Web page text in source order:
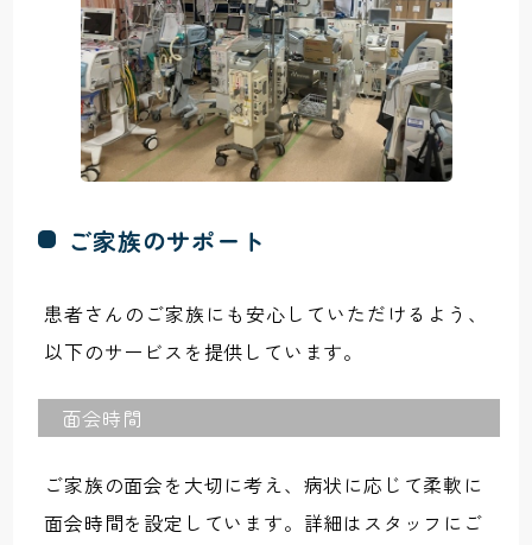
ご家族のサポート
患者さんのご家族にも安心していただけるよう、
以下のサービスを提供しています。
面会時間
ご家族の面会を大切に考え、病状に応じて柔軟に
面会時間を設定しています。詳細はスタッフにご